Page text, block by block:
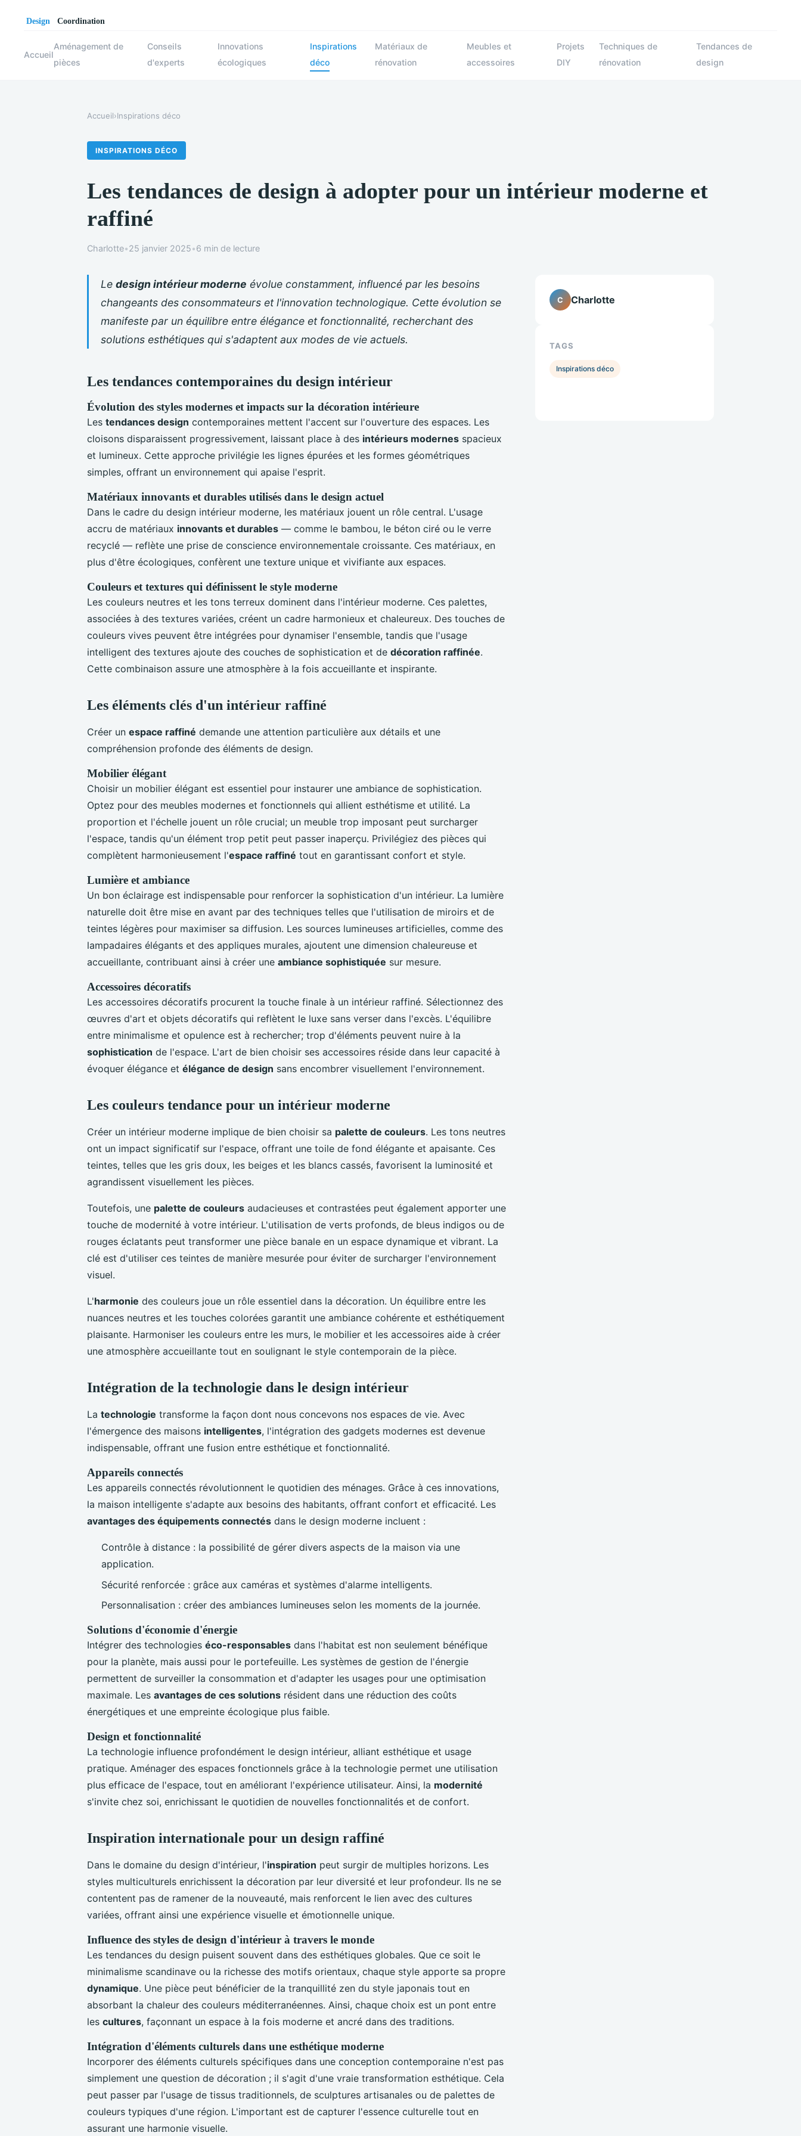
Accueil
Aménagement de
pièces
Conseils
d'experts
Innovations
écologiques
Inspirations
déco
Matériaux de
rénovation
Meubles et
accessoires
Projets
DIY
Techniques de
rénovation
Tendances de
design
Accueil›Inspirations déco
INSPIRATIONS DÉCO
Les tendances de design à adopter pour un intérieur moderne et
raffiné
Charlotte•25 janvier 2025•6 min de lecture
Le design intérieur moderne évolue constamment, influencé par les besoins
changeants des consommateurs et l'innovation technologique. Cette évolution se
manifeste par un équilibre entre élégance et fonctionnalité, recherchant des
solutions esthétiques qui s'adaptent aux modes de vie actuels.
Les tendances contemporaines du design intérieur
Évolution des styles modernes et impacts sur la décoration intérieure
Les tendances design contemporaines mettent l'accent sur l'ouverture des espaces. Les
cloisons disparaissent progressivement, laissant place à des intérieurs modernes spacieux
et lumineux. Cette approche privilégie les lignes épurées et les formes géométriques
simples, offrant un environnement qui apaise l'esprit.
Matériaux innovants et durables utilisés dans le design actuel
Dans le cadre du design intérieur moderne, les matériaux jouent un rôle central. L'usage
accru de matériaux innovants et durables — comme le bambou, le béton ciré ou le verre
recyclé — reflète une prise de conscience environnementale croissante. Ces matériaux, en
plus d'être écologiques, confèrent une texture unique et vivifiante aux espaces.
Couleurs et textures qui définissent le style moderne
Les couleurs neutres et les tons terreux dominent dans l'intérieur moderne. Ces palettes,
associées à des textures variées, créent un cadre harmonieux et chaleureux. Des touches de
couleurs vives peuvent être intégrées pour dynamiser l'ensemble, tandis que l'usage
intelligent des textures ajoute des couches de sophistication et de décoration raffinée.
Cette combinaison assure une atmosphère à la fois accueillante et inspirante.
Les éléments clés d'un intérieur raffiné
Créer un espace raffiné demande une attention particulière aux détails et une
compréhension profonde des éléments de design.
Mobilier élégant
Choisir un mobilier élégant est essentiel pour instaurer une ambiance de sophistication.
Optez pour des meubles modernes et fonctionnels qui allient esthétisme et utilité. La
proportion et l'échelle jouent un rôle crucial; un meuble trop imposant peut surcharger
l'espace, tandis qu'un élément trop petit peut passer inaperçu. Privilégiez des pièces qui
complètent harmonieusement l'espace raffiné tout en garantissant confort et style.
Lumière et ambiance
Un bon éclairage est indispensable pour renforcer la sophistication d'un intérieur. La lumière
naturelle doit être mise en avant par des techniques telles que l'utilisation de miroirs et de
teintes légères pour maximiser sa diffusion. Les sources lumineuses artificielles, comme des
lampadaires élégants et des appliques murales, ajoutent une dimension chaleureuse et
accueillante, contribuant ainsi à créer une ambiance sophistiquée sur mesure.
Accessoires décoratifs
Les accessoires décoratifs procurent la touche finale à un intérieur raffiné. Sélectionnez des
œuvres d'art et objets décoratifs qui reflètent le luxe sans verser dans l'excès. L'équilibre
entre minimalisme et opulence est à rechercher; trop d'éléments peuvent nuire à la
sophistication de l'espace. L'art de bien choisir ses accessoires réside dans leur capacité à
évoquer élégance et élégance de design sans encombrer visuellement l'environnement.
Les couleurs tendance pour un intérieur moderne
Créer un intérieur moderne implique de bien choisir sa palette de couleurs. Les tons neutres
ont un impact significatif sur l'espace, offrant une toile de fond élégante et apaisante. Ces
teintes, telles que les gris doux, les beiges et les blancs cassés, favorisent la luminosité et
agrandissent visuellement les pièces.
Toutefois, une palette de couleurs audacieuses et contrastées peut également apporter une
touche de modernité à votre intérieur. L'utilisation de verts profonds, de bleus indigos ou de
rouges éclatants peut transformer une pièce banale en un espace dynamique et vibrant. La
clé est d'utiliser ces teintes de manière mesurée pour éviter de surcharger l'environnement
visuel.
L'harmonie des couleurs joue un rôle essentiel dans la décoration. Un équilibre entre les
nuances neutres et les touches colorées garantit une ambiance cohérente et esthétiquement
plaisante. Harmoniser les couleurs entre les murs, le mobilier et les accessoires aide à créer
une atmosphère accueillante tout en soulignant le style contemporain de la pièce.
Intégration de la technologie dans le design intérieur
La technologie transforme la façon dont nous concevons nos espaces de vie. Avec
l'émergence des maisons intelligentes, l'intégration des gadgets modernes est devenue
indispensable, offrant une fusion entre esthétique et fonctionnalité.
Appareils connectés
Les appareils connectés révolutionnent le quotidien des ménages. Grâce à ces innovations,
la maison intelligente s'adapte aux besoins des habitants, offrant confort et efficacité. Les
avantages des équipements connectés dans le design moderne incluent :
Contrôle à distance : la possibilité de gérer divers aspects de la maison via une
application.
Sécurité renforcée : grâce aux caméras et systèmes d'alarme intelligents.
Personnalisation : créer des ambiances lumineuses selon les moments de la journée.
Solutions d'économie d'énergie
Intégrer des technologies éco-responsables dans l'habitat est non seulement bénéfique
pour la planète, mais aussi pour le portefeuille. Les systèmes de gestion de l'énergie
permettent de surveiller la consommation et d'adapter les usages pour une optimisation
maximale. Les avantages de ces solutions résident dans une réduction des coûts
énergétiques et une empreinte écologique plus faible.
Design et fonctionnalité
La technologie influence profondément le design intérieur, alliant esthétique et usage
pratique. Aménager des espaces fonctionnels grâce à la technologie permet une utilisation
plus efficace de l'espace, tout en améliorant l'expérience utilisateur. Ainsi, la modernité
s'invite chez soi, enrichissant le quotidien de nouvelles fonctionnalités et de confort.
Inspiration internationale pour un design raffiné
Dans le domaine du design d'intérieur, l'inspiration peut surgir de multiples horizons. Les
styles multiculturels enrichissent la décoration par leur diversité et leur profondeur. Ils ne se
contentent pas de ramener de la nouveauté, mais renforcent le lien avec des cultures
variées, offrant ainsi une expérience visuelle et émotionnelle unique.
Influence des styles de design d'intérieur à travers le monde
Les tendances du design puisent souvent dans des esthétiques globales. Que ce soit le
minimalisme scandinave ou la richesse des motifs orientaux, chaque style apporte sa propre
dynamique. Une pièce peut bénéficier de la tranquillité zen du style japonais tout en
absorbant la chaleur des couleurs méditerranéennes. Ainsi, chaque choix est un pont entre
les cultures, façonnant un espace à la fois moderne et ancré dans des traditions.
Intégration d'éléments culturels dans une esthétique moderne
Incorporer des éléments culturels spécifiques dans une conception contemporaine n'est pas
simplement une question de décoration ; il s'agit d'une vraie transformation esthétique. Cela
peut passer par l'usage de tissus traditionnels, de sculptures artisanales ou de palettes de
couleurs typiques d'une région. L'important est de capturer l'essence culturelle tout en
assurant une harmonie visuelle.
C Charlotte
TAGS
Inspirations déco